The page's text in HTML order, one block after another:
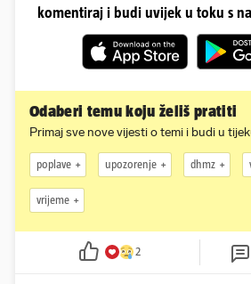
komentiraj i budi uvijek u toku s
Odaberi temu koju želiš pratiti
Primaj sve nove vijesti o temi i budi u
poplave upozorenje dhmz
vrijeme
2